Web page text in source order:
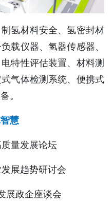
氢材料安全、氢密封材
载仪器、氢器传感器、
特性评估装置、材料测
气体检测系统、便携式
。
慧
量发展论坛
展趋势研讨会
展政企座谈会